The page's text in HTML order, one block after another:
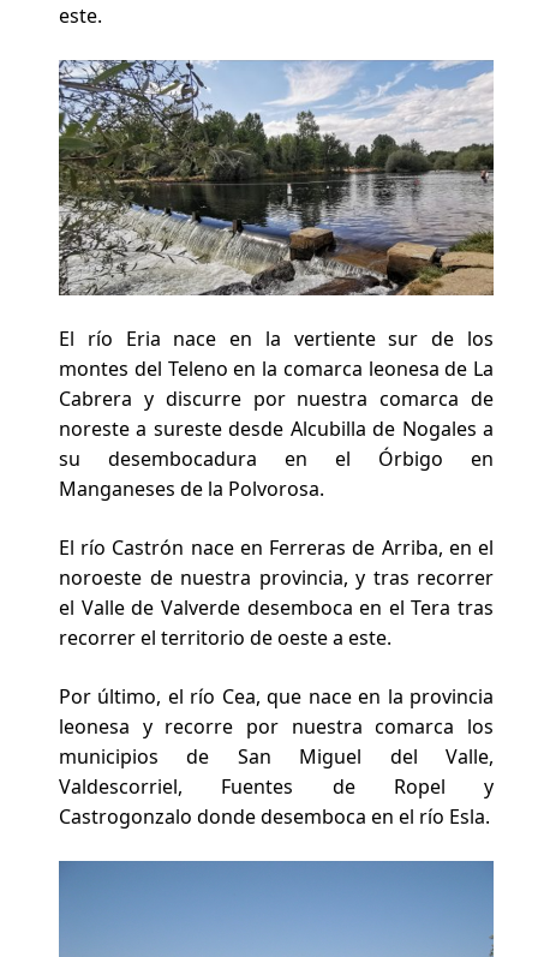
este.
El río Eria nace en la vertiente sur de los
montes del Teleno en la comarca leonesa de La
Cabrera y discurre por nuestra comarca de
noreste a sureste desde Alcubilla de Nogales a
su desembocadura en el Órbigo en
Manganeses de la Polvorosa.
El río Castrón nace en Ferreras de Arriba, en el
noroeste de nuestra provincia, y tras recorrer
el Valle de Valverde desemboca en el Tera tras
recorrer el territorio de oeste a este.
Por último, el río Cea, que nace en la provincia
leonesa y recorre por nuestra comarca los
municipios de San Miguel del Valle,
Valdescorriel, Fuentes de Ropel y
Castrogonzalo donde desemboca en el río Esla.